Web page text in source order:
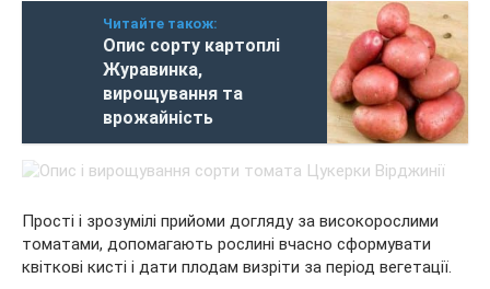
Читайте також:
Опис сорту картоплі
Журавинка,
вирощування та
врожайність
Прості і зрозумілі прийоми догляду за високорослими
томатами, допомагають рослині вчасно сформувати
квіткові кисті і дати плодам визріти за період вегетації.